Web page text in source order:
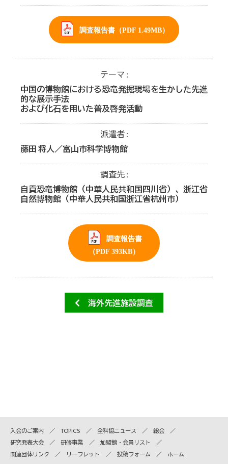
調査報告書（PDF 1.49MB）
テーマ
中国の博物館における恐竜発掘現場を生かした先進
的な展示手法
および化石を用いた普及啓発活動
派遣者
藤田 将人／富山市科学博物館
調査先
自貢恐竜博物館（中華人民共和国四川省）、浙江省
自然博物館（中華人民共和国浙江省杭州市）
調査報告書
（PDF 393KB）
海外先進施設調査
入会のご案内 TOPICS 全科協ニュース
総会
研究発表大会
研修事業
加盟館・会員リスト
関連団体リンク
リーフレット 投稿フォーム ホーム